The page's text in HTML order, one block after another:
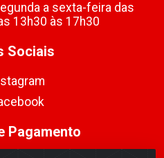
a sexta-feira das
13h30 às 17h30
Sociais
Pagamento